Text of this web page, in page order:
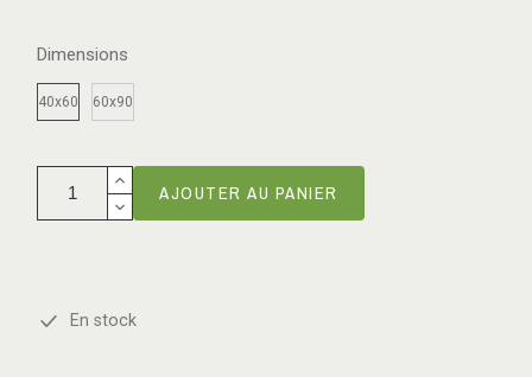
Dimensions
40x60 60x90
AJOUTER AU PANIER
En stock